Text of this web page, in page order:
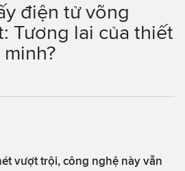
điện tử võng
Tương lai của thiết
vượt trội, công nghệ này vẫn